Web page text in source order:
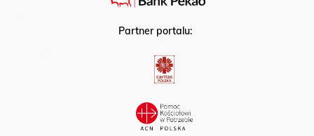
Partner portalu: